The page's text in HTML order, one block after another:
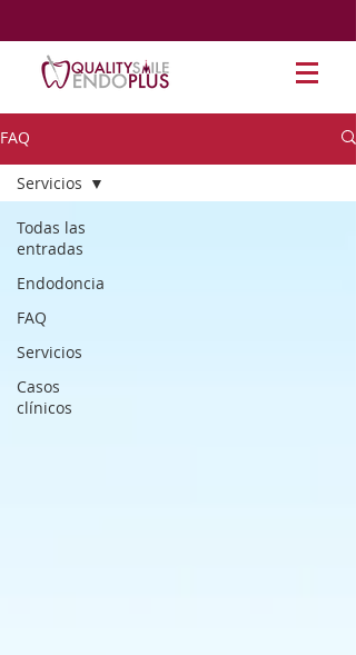
FAQ
Todas las
entradas
Endodoncia
FAQ
Servicios
Casos
clínicos
Servicios